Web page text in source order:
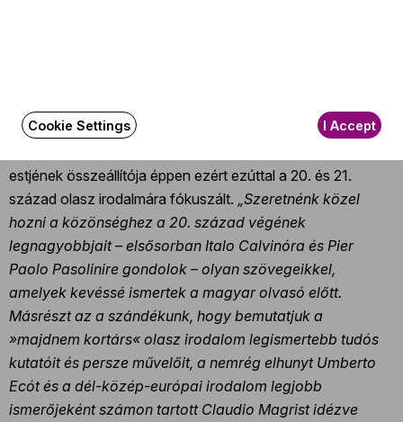
ahhoz, hogy felölelje az itáliai írók és költők legkiválóbb
estjének összeállítója éppen ezért ezúttal a 20. és 21.
század olasz irodalmára fókuszált. „Szeretnénk közel
hozni a közönséghez a 20. század végének
legnagyobbjait – elsősorban Italo Calvinóra és Pier
Paolo Pasolinire gondolok – olyan szövegeikkel,
amelyek kevéssé ismertek a magyar olvasó előtt.
Másrészt az a szándékunk, hogy bemutatjuk a
»majdnem kortárs« olasz irodalom legismertebb tudós
kutatóit és persze művelőit, a nemrég elhunyt Umberto
Ecót és a dél-közép-európai irodalom legjobb
ismerőjeként számon tartott Claudio Magrist idézve
Cookie Settings I Accept